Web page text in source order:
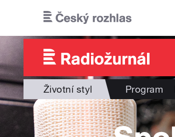
Životní styl Program